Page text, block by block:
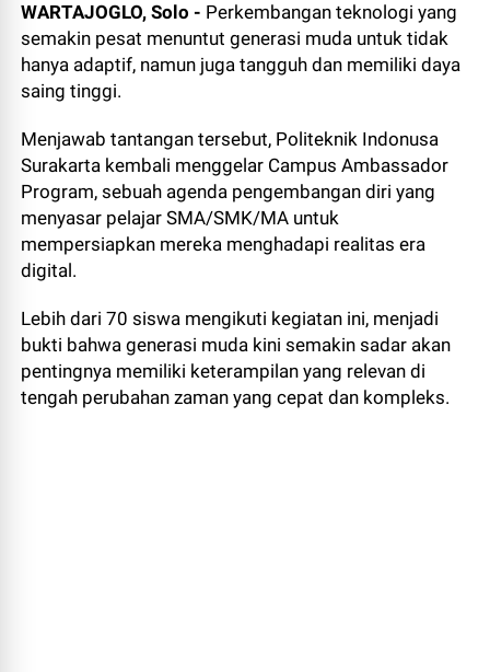
WARTAJOGLO, Solo - Perkembangan teknologi yang
semakin pesat menuntut generasi muda untuk tidak
hanya adaptif, namun juga tangguh dan memiliki daya
saing tinggi.
Menjawab tantangan tersebut, Politeknik Indonusa
Surakarta kembali menggelar Campus Ambassador
Program, sebuah agenda pengembangan diri yang
menyasar pelajar SMA/SMK/MA untuk
mempersiapkan mereka menghadapi realitas era
digital.
Lebih dari 70 siswa mengikuti kegiatan ini, menjadi
bukti bahwa generasi muda kini semakin sadar akan
pentingnya memiliki keterampilan yang relevan di
tengah perubahan zaman yang cepat dan kompleks.